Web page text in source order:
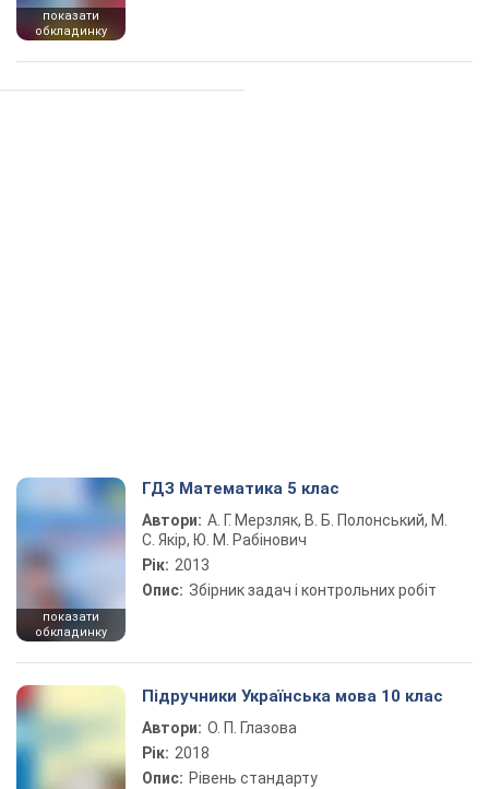
показати
обкладинку
показати
обкладинку
ГДЗ Математика 5 клас
Автори: А. Г. Мерзляк, В. Б. Полонський, М.
С. Якір, Ю. М. Рабінович
Рік: 2013
Опис: Збірник задач і контрольних робіт
Підручники Українська мова 10 клас
Автори: О. П. Глазова
Рік: 2018
Опис: Рівень стандарту